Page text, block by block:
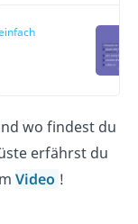
wo findest du
erfährst du
Video !